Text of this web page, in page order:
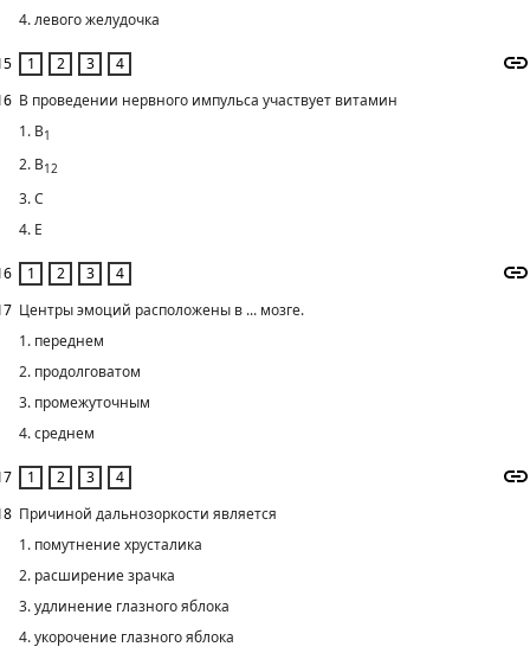
4. левого желудочка
В проведении нервного импульса участвует витамин
1. В1
2. В12
3. С
4. Е
Центры эмоций расположены в ... мозге.
1. переднем
2. продолговатом
3. промежуточным
4. среднем
Причиной дальнозоркости является
1. помутнение хрусталика
2. расширение зрачка
3. удлинение глазного яблока
4. укорочение глазного яблока